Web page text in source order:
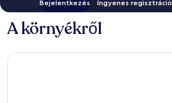
Bejelentkezés Ingyenes regisztráció
A környékről